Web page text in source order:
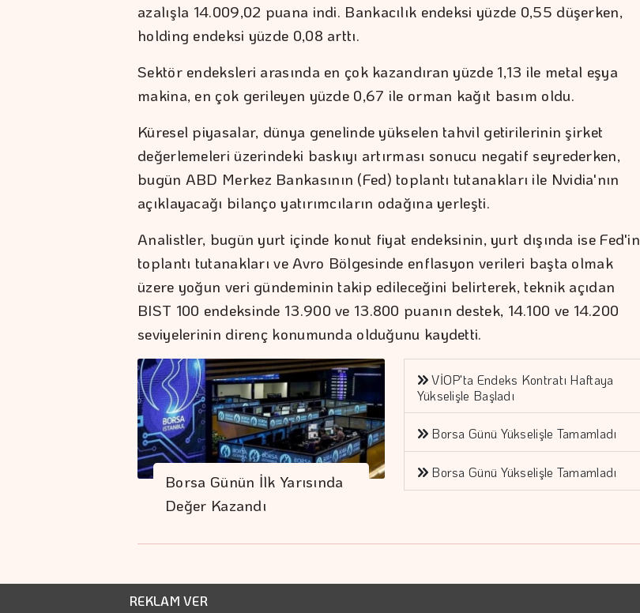
azalışla 14.009,02 puana indi. Bankacılık endeksi yüzde 0,55 düşerken,
holding endeksi yüzde 0,08 arttı.
Sektör endeksleri arasında en çok kazandıran yüzde 1,13 ile metal eşya
makina, en çok gerileyen yüzde 0,67 ile orman kağıt basım oldu.
Küresel piyasalar, dünya genelinde yükselen tahvil getirilerinin şirket
değerlemeleri üzerindeki baskıyı artırması sonucu negatif seyrederken,
bugün ABD Merkez Bankasının (Fed) toplantı tutanakları ile Nvidia'nın
açıklayacağı bilanço yatırımcıların odağına yerleşti.
Analistler, bugün yurt içinde konut fiyat endeksinin, yurt dışında ise Fed'in
toplantı tutanakları ve Avro Bölgesinde enflasyon verileri başta olmak
üzere yoğun veri gündeminin takip edileceğini belirterek, teknik açıdan
BIST 100 endeksinde 13.900 ve 13.800 puanın destek, 14.100 ve 14.200
seviyelerinin direnç konumunda olduğunu kaydetti.
Borsa Günün İlk Yarısında
Değer Kazandı
VİOP'ta Endeks Kontratı Haftaya
Yükselişle Başladı
Borsa Günü Yükselişle Tamamladı
Borsa Günü Yükselişle Tamamladı
REKLAM VER